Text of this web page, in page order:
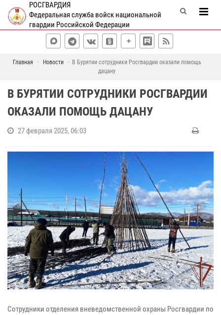
РОСГВАРДИЯ
Федеральная служба войск национальной
гвардии Российской Федерации
Главная Новости
В Бурятии сотрудники Росгвардии оказали помощь
дацану
В БУРЯТИИ СОТРУДНИКИ РОСГВАРДИИ
ОКАЗАЛИ ПОМОЩЬ ДАЦАНУ
27 февраля 2025, 06:03
Сотрудники отделения вневедомственной охраны Росгвардии по